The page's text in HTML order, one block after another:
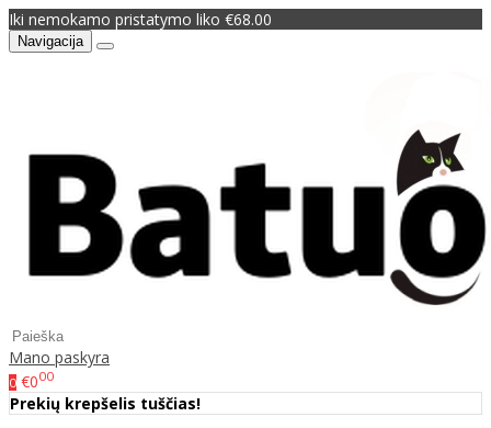
Iki nemokamo pristatymo liko €68.00
Navigacija
Mano paskyra
0 €000
Prekių krepšelis tuščias!